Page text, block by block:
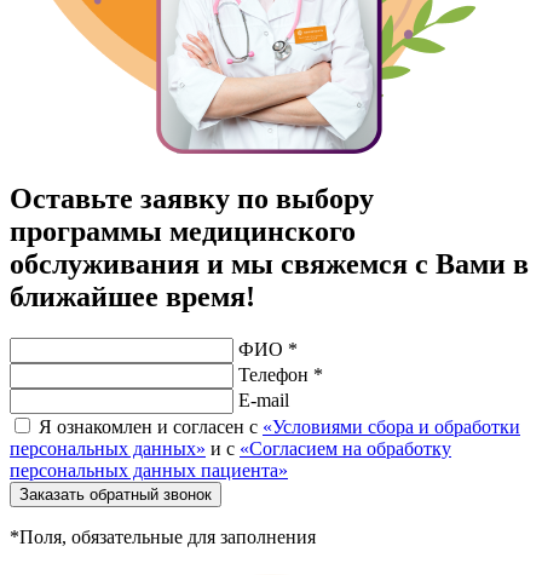
Оставьте заявку по выбору
программы медицинского
обслуживания и мы свяжемся с Вами в
ближайшее время!
ФИО *
Телефон *
E-mail
Я ознакомлен и согласен с «Условиями сбора и обработки
персональных данных» и с «Согласием на обработку
персональных данных пациента»
Заказать обратный звонок
*Поля, обязательные для заполнения